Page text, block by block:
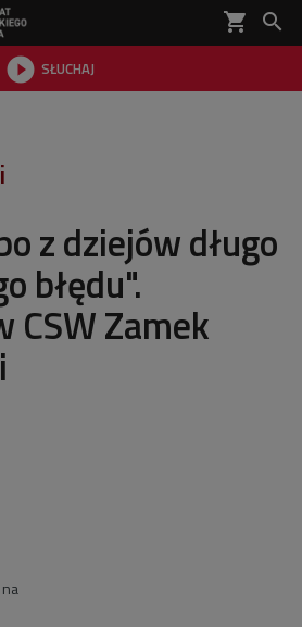
shopping_cart 
 SŁUCHAJ

z dziejów długo
błędu".
CSW Zamek